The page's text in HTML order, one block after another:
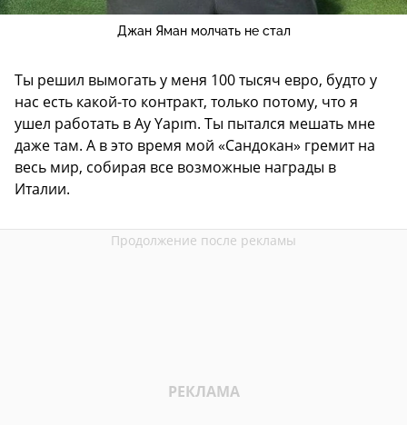
Джан Яман молчать не стал
Ты решил вымогать у меня 100 тысяч евро, будто у
нас есть какой-то контракт, только потому, что я
ушел работать в Ay Yapım. Ты пытался мешать мне
даже там. А в это время мой «Сандокан» гремит на
весь мир, собирая все возможные награды в
Италии.